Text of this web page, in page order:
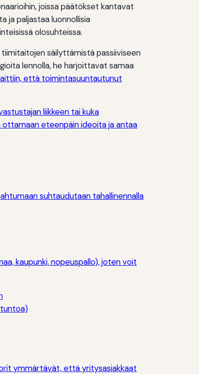
joissa päätökset kantavat
ja paljastaa luonnollisia
olosuhteissa.
säilyttämistä passiiviseen
lennolla, he harjoittavat samaa
että toimintasuuntautunut
liikkeen tai kuka
eteenpäin ideoita ja antaa
suhtaudutaan tahallinennalla
kaupunki, nopeuspallo), joten voit
ymmärtävät, että yritysasiakkaat